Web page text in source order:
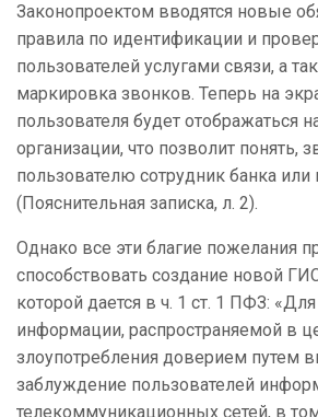
Законопроектом вводятся новые
правила по идентификации и
пользователей услугами связи, а
маркировка звонков. Теперь на
пользователя будет отображаться
организации, что позволит понять,
пользователю сотрудник банка
(Пояснительная записка, л. 2).
Однако все эти благие пожелания
способствовать создание новой
которой дается в ч. 1 ст. 1 ПФЗ:
информации, распространяемой в
злоупотребления доверием путем
заблуждение пользователей
телекоммуникационных сетей, в